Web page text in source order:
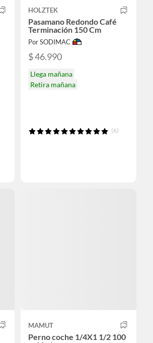
HOLZTEK
Pasamano Redondo Café
Terminación 150 Cm
Por SODIMAC
$ 46.990
Llega mañana
Retira mañana
(6)
MAMUT
Perno coche 1/4X1 1/2 100